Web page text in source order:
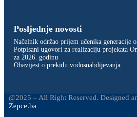
Posljednje novosti
Načelnik održao prijem učenika generacije
Potpisani ugovori za realizaciju projekata
za 2026. godinu
Obavijest o prekidu vodosnabdijevanja
@2025 – All Right Reserved. Designed
Zepce.ba